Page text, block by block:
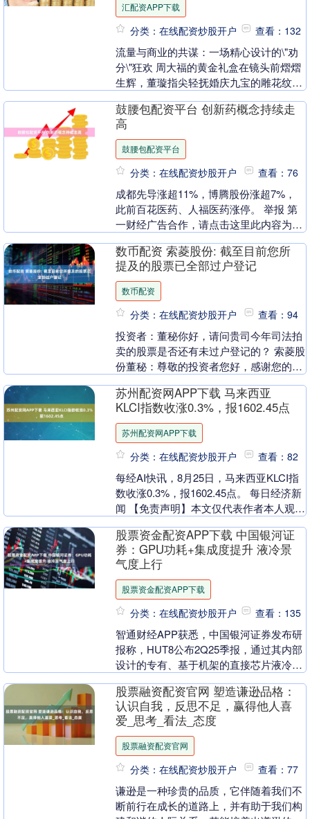
汇配资APP下载
分类：在线配资炒股开户 查看：132
流量与商业的共谋：一场精心设计的\"劝
分\"狂欢 周大福的黄金礼盒在镜头前熠熠
生辉，董璇指尖轻抚婚庆九宝的雕花纹
频在8....
鼓腰包配资平台 创新药概念持续走
高
鼓腰包配资平台
分类：在线配资炒股开户 查看：76
成都先导涨超11%，博腾股份涨超7%，
此前百花医药、人福医药涨停。 举报 第
一财经广告合作，请点击这里此内容为第
经第一财经书....
数币配资 索菱股份: 截至目前您所
提及的股票已全部过户登记
数币配资
分类：在线配资炒股开户 查看：94
投资者：董秘你好，请问贵司今年司法拍
卖的股票是否还有未过户登记的？ 索菱股
份董秘：尊敬的投资者您好，感谢您的关
登记。 投资者....
苏州配资网APP下载 马来西亚
KLCI指数收涨0.3%，报1602.45点
苏州配资网APP下载
分类：在线配资炒股开户 查看：82
每经AI快讯，8月25日，马来西亚KLCI指
数收涨0.3%，报1602.45点。 每日经济新
闻 【免责声明】本文仅代表作者本人观
股票资金配资APP下载 中国银河证
券：GPU功耗+集成度提升 液冷景
气度上行
股票资金配资APP下载
分类：在线配资炒股开户 查看：135
智通财经APP获悉，中国银河证券发布研
报称，HUT8公布2Q25季报，通过其内部
设计的专有、基于机架的直接芯片液冷系
冷GP....
股票融资配资官网 塑造谦逊品格：
认识自我，反思不足，赢得他人喜
爱_思考_看法_态度
股票融资配资官网
分类：在线配资炒股开户 查看：77
谦逊是一种珍贵的品质，它伴随着我们不
断前行在成长的道路上，并有助于我们构